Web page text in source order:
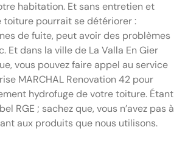
habitation. Et sans entretien et
pourrait se détériorer :
de fuite, peut avoir des problèmes
Et dans la ville de La Valla En Gier
vous pouvez faire appel au service
MARCHAL Renovation 42 pour
hydrofuge de votre toiture. Étant
RGE ; sachez que, vous n’avez pas à
aux produits que nous utilisons.